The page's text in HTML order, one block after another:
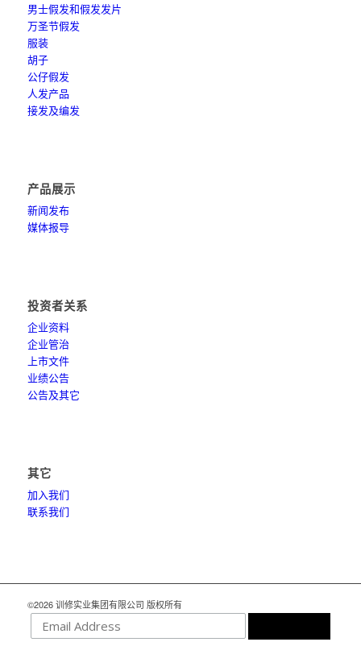
男士假发和假发发片
万圣节假发
服装
胡子
公仔假发
人发产品
接发及编发
产品展示
新闻发布
媒体报导
投资者关系
企业资料
企业管治
上市文件
业绩公告
公告及其它
其它
加入我们
联系我们
©2026 训修实业集团有限公司 版权所有